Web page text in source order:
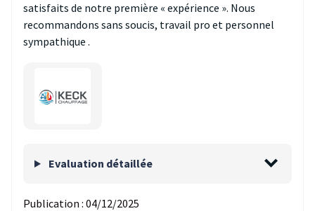
satisfaits de notre première « expérience ». Nous
recommandons sans soucis, travail pro et personnel
sympathique .
Evaluation détaillée
Publication : 04/12/2025